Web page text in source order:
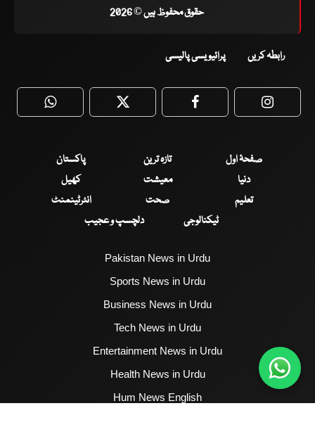
حقوق محفوظ ہیں © 2026
رابطہ کریں پرائیویسی پالیسی
WhatsApp Twitter Facebook
صفحۂ اول تازہ ترین
پاکستان
دنیا
معیشت
کھیل
تعلیم
صحت
انٹرٹینمنٹ
ٹیکنالوجی
دلچسپ و عجیب
Pakistan News in Urdu
Sports News in Urdu
Business News in Urdu
Tech News in Urdu
Entertainment News in Urdu
Health News in Urdu
Hum News English